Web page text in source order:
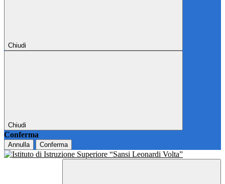
Chiudi
Chiudi
Conferma
Annulla Conferma